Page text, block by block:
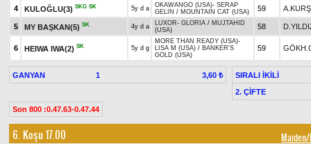
4 KULOĞLU(3) SKG SK 5y d a OKAWANGO (USA)- SERAP
GELİN / MOUNTAIN CAT (USA) 59
5 MY BAŞKAN(5) SK 4y d a LUXOR- GLORIA / MUJTAHID
(USA)
58
6 HEIWA IWA(2) SK 5y d g
MORE THAN READY (USA)-
LISA M (USA) / BANKER'S
GOLD (USA)
59
GANYAN 1 3,60 ₺
SIRALI İKİLİ
2. ÇİFTE
Son 800 :0.47.63-0.47.44
6. Koşu 17.00